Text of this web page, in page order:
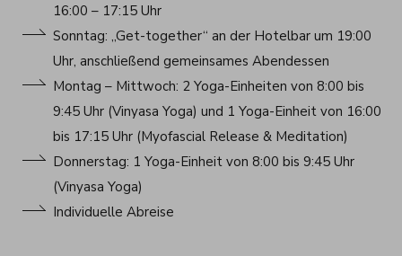
16:00 – 17:15 Uhr
Sonntag: „Get-together“ an der Hotelbar um 19:00
Uhr, anschließend gemeinsames Abendessen
Montag – Mittwoch: 2 Yoga-Einheiten von 8:00 bis
9:45 Uhr (Vinyasa Yoga) und 1 Yoga-Einheit von 16:00
bis 17:15 Uhr (Myofascial Release & Meditation)
Donnerstag: 1 Yoga-Einheit von 8:00 bis 9:45 Uhr
(Vinyasa Yoga)
Individuelle Abreise